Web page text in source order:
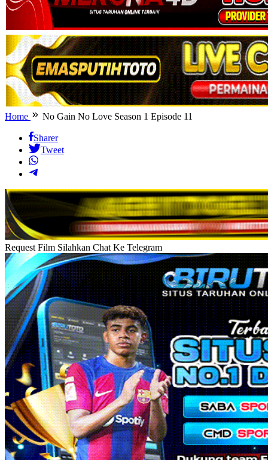
Home No Gain No Love Season 1 Episode 11
Sharer
Tweet
Request Film Silahkan Chat Ke Telegram